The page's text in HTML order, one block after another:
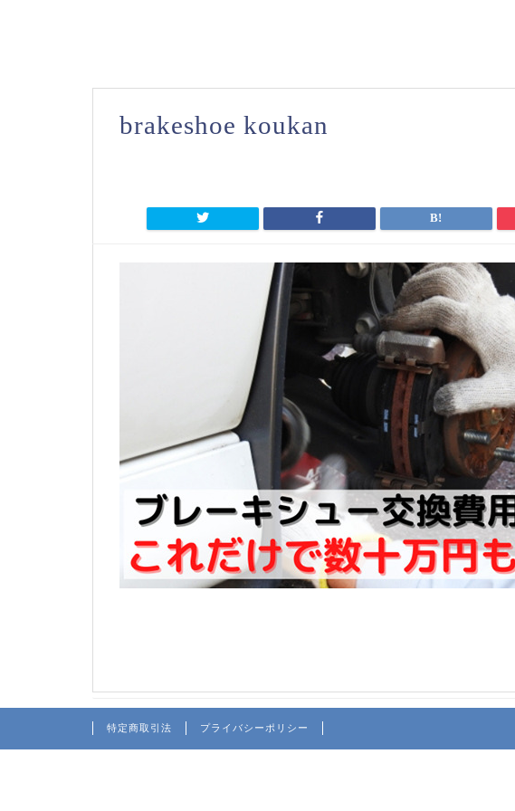
brakeshoe koukan
特定商取引法 プライバシーポリシー